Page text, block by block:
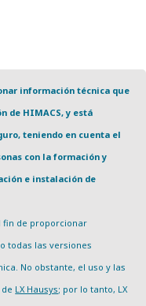
información técnica que
de HIMACS, y está
teniendo en cuenta el
con la formación y
e instalación de
fin de proporcionar
todas las versiones
No obstante, el uso y las
LX Hausys; por lo tanto, LX